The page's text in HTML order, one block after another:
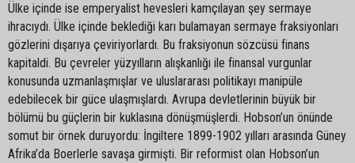
Ülke içinde ise emperyalist hevesleri kamçılayan şey sermaye
ihracıydı. Ülke içinde beklediği karı bulamayan sermaye fraksiyonları
gözlerini dışarıya çeviriyorlardı. Bu fraksiyonun sözcüsü finans
kapitaldi. Bu çevreler yüzyılların alışkanlığı ile finansal vurgunlar
konusunda uzmanlaşmışlar ve uluslararası politikayı manipüle
edebilecek bir güce ulaşmışlardı. Avrupa devletlerinin büyük bir
bölümü bu güçlerin bir kuklasına dönüşmüşlerdi. Hobson’un önünde
somut bir örnek duruyordu: İngiltere 1899-1902 yılları arasında Güney
Afrika’da Boerlerle savaşa girmişti. Bir reformist olan Hobson’un